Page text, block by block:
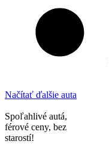
Načítať ďalšie auta
Spoľahlivé autá,
férové ceny, bez
starostí!